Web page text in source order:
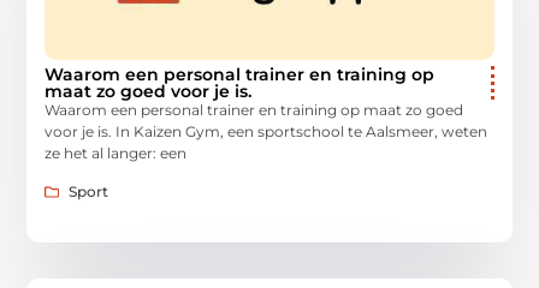
Waarom een personal trainer en training op
maat zo goed voor je is.
Waarom een personal trainer en training op maat zo goed
voor je is. In Kaizen Gym, een sportschool te Aalsmeer, weten
ze het al langer: een
Sport